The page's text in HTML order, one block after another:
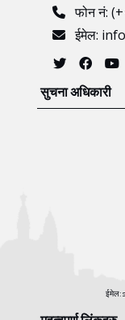
फोन नं:
ईमेल:
सुचना अधिकारी